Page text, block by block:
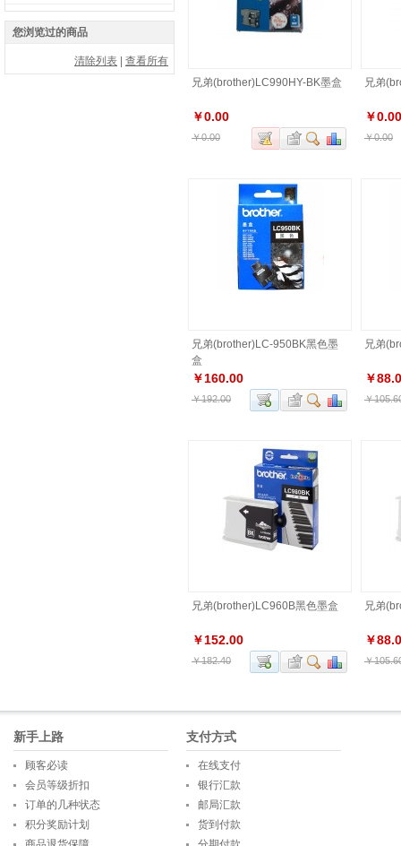
兄弟(brother)LC990HY-BK墨盒
￥0.00
￥0.00
兄弟
￥0.00
￥0.00
兄弟(brother)LC-950BK黑色墨
盒
￥160.00
￥192.00
兄弟
￥
￥
兄弟(brother)LC960B黑色墨盒
￥152.00
￥182.40
兄弟
￥
￥
您浏览过的商品
清除列表 查看所有
新手上路
顾客必读
会员等级折扣
订单的几种状态
积分奖励计划
支付方式
在线支付
银行汇款
邮局汇款
货到付款